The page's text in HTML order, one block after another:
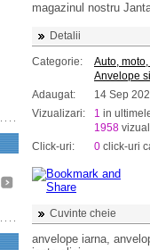
magazinul nostru
Detalii
Categorie:
Auto,
Anvelope
Adaugat:
14 Sep
Vizualizari:
1 in
1958
Click-uri:
0 click-uri
Cuvinte cheie
anvelope iarna,